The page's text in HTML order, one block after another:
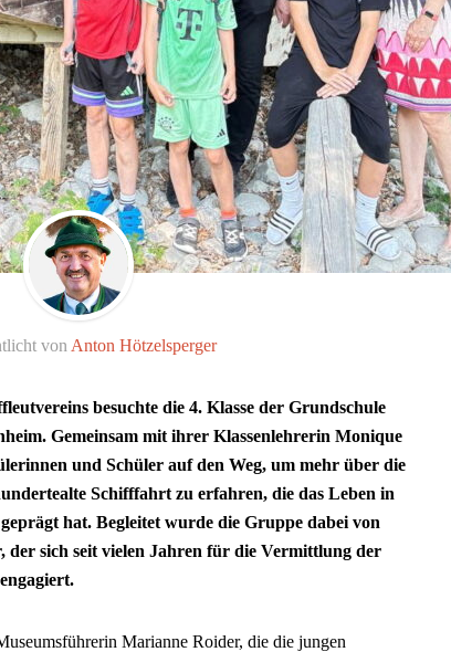
von Anton Hötzelsperger
besuchte die 4. Klasse der Grundschule
Gemeinsam mit ihrer Klassenlehrerin Monique
und Schüler auf den Weg, um mehr über die
Schifffahrt zu erfahren, die das Leben in
hat. Begleitet wurde die Gruppe dabei von
sich seit vielen Jahren für die Vermittlung der
Marianne Roider, die die jungen